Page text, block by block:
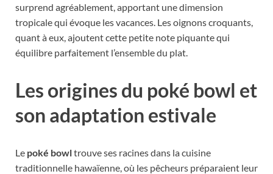
surprend agréablement, apportant une dimension
tropicale qui évoque les vacances. Les oignons croquants,
quant à eux, ajoutent cette petite note piquante qui
équilibre parfaitement l’ensemble du plat.
Les origines du poké bowl et
son adaptation estivale
Le poké bowltrouve ses racines dans la cuisine
traditionnelle hawaïenne, où les pêcheurs préparaient leur